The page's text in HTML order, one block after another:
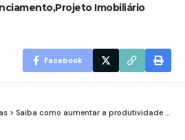
Projeto Imobiliário
Facebook
> Saiba como aumentar a produtividade e a qualidade do atendimento em Unidades de Terapia Intensiva